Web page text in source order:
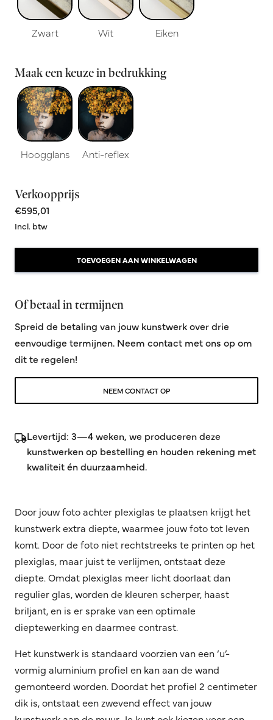
Zwart Wit Eiken
Maak een keuze in bedrukking
Hoogglans Anti-reflex
Verkoopprijs
€595,01
Incl. btw
TOEVOEGEN AAN WINKELWAGEN
Of betaal in termijnen
Spreid de betaling van jouw kunstwerk over drie
eenvoudige termijnen. Neem contact met ons op om
dit te regelen!
NEEM CONTACT OP
Levertijd: 3—4 weken, we produceren deze
kunstwerken op bestelling en houden rekening met
kwaliteit én duurzaamheid.
Door jouw foto achter plexiglas te plaatsen krijgt het
kunstwerk extra diepte, waarmee jouw foto tot leven
komt. Door de foto niet rechtstreeks te printen op het
plexiglas, maar juist te verlijmen, ontstaat deze
diepte. Omdat plexiglas meer licht doorlaat dan
regulier glas, worden de kleuren scherper, haast
briljant, en is er sprake van een optimale
dieptewerking en daarmee contrast.
Het kunstwerk is standaard voorzien van een ‘u’-
vormig aluminium profiel en kan aan de wand
gemonteerd worden. Doordat het profiel 2 centimeter
dik is, ontstaat een zwevend effect van jouw